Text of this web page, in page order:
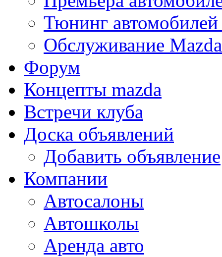
Тюнинг
Обслуживание Mazda
Форум
Концепты mazda
Встречи клуба
Доска объявлений
Добавить объявление
Компании
Автосалоны
Автошколы
Аренда авто